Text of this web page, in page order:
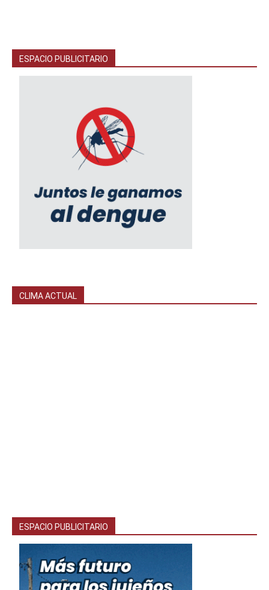
ESPACIO PUBLICITARIO
CLIMA ACTUAL
ESPACIO PUBLICITARIO